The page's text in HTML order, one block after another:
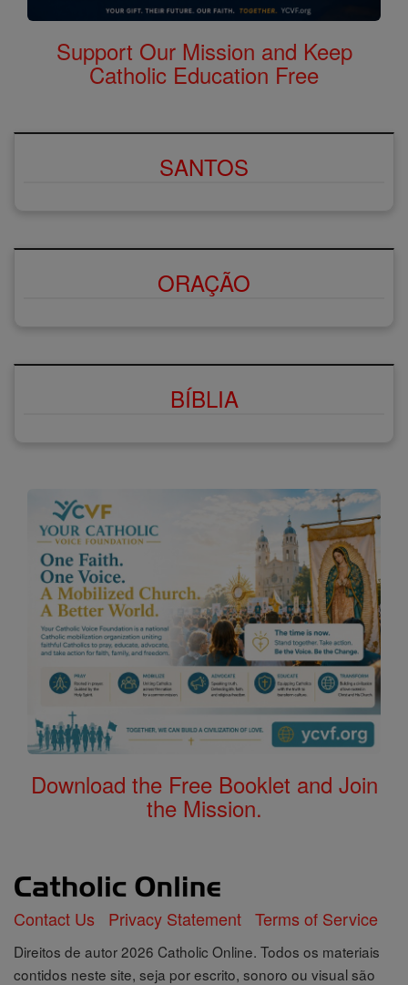
Support Our Mission and Keep
Catholic Education Free
SANTOS
ORAÇÃO
BÍBLIA
Download the Free Booklet and Join
the Mission.
Contact Us Privacy Statement Terms of Service
Direitos de autor 2026 Catholic Online. Todos os materiais
contidos neste site, seja por escrito, sonoro ou visual são